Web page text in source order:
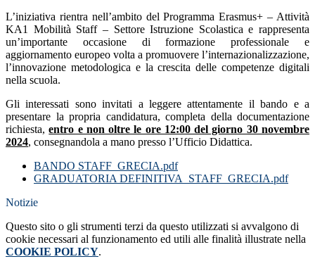
L’iniziativa rientra nell’ambito del Programma Erasmus+ – Attività
KA1 Mobilità Staff – Settore Istruzione Scolastica e rappresenta
un’importante occasione di formazione professionale e
aggiornamento europeo volta a promuovere l’internazionalizzazione,
l’innovazione metodologica e la crescita delle competenze digitali
nella scuola.
Gli interessati sono invitati a leggere attentamente il bando e a
presentare la propria candidatura, completa della documentazione
richiesta,entro e non oltre le ore 12:00 del giorno 30 novembre
2024, consegnandola a mano presso l’Ufficio Didattica.
BANDO STAFF_GRECIA.pdf
GRADUATORIA DEFINITIVA_STAFF_GRECIA.pdf
Notizie
Questo sito o gli strumenti terzi da questo utilizzati si avvalgono di
cookie necessari al funzionamento ed utili alle finalità illustrate nella
COOKIE POLICY.